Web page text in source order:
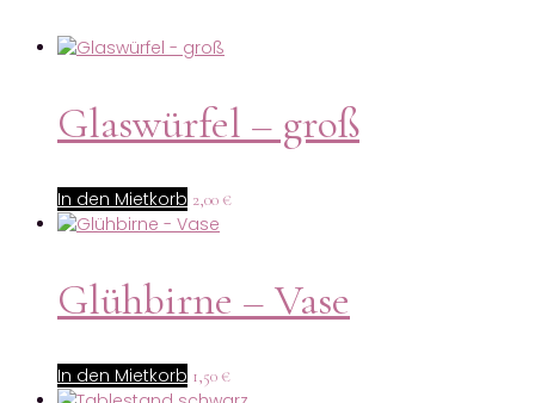
Glaswürfel – groß
In den Mietkorb 2,00 €
Glühbirne – Vase
In den Mietkorb 1,50 €